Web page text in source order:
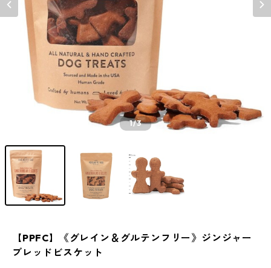
1/3
【PPFC】《グレイン＆グルテンフリー》ジンジャー
ブレッドビスケット